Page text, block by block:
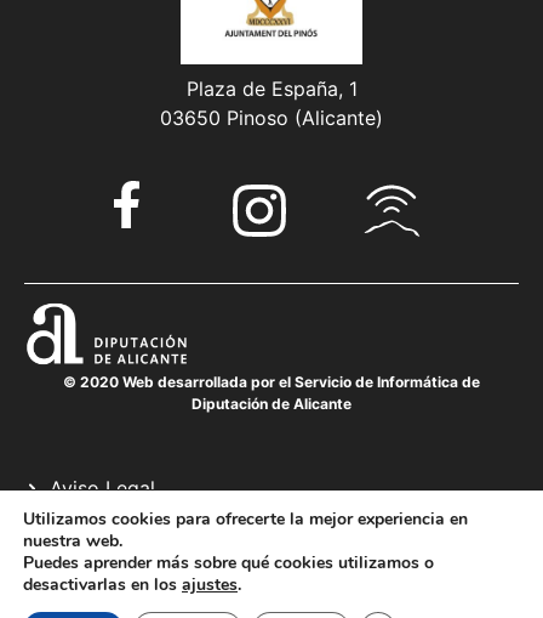
Plaza de España, 1
03650 Pinoso (Alicante)
© 2020 Web desarrollada por el Servicio de Informática de
Diputación de Alicante
Aviso Legal
Política de cookies
Política de privacidad
Utilizamos cookies para ofrecerte la mejor experiencia en
nuestra web.
Puedes aprender más sobre qué cookies utilizamos o
desactivarlas en los ajustes.